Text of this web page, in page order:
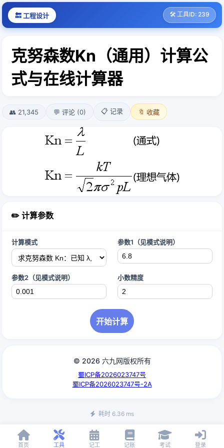
🔙 工程设计 🛠️ 工具ID: 239
克努森数Kn（通用）计算公
式与在线计算器
👥 21,345 💬 评论 (0) 📋 记录 🔖 收藏
✏️ 计算参数
计算模式 参数1（见模式说明）
参数2（见模式说明） 小数精度
开始计算
© 2026 六九网版权所有
蜀ICP备2026023747号
蜀ICP备2026023747号-2A
耗时 6.36 ms
首页 工具 记工 记账 考试 登录